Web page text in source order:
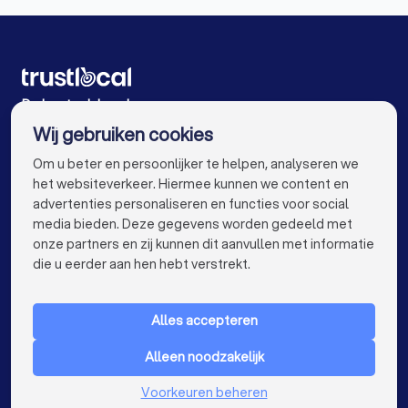
Dakwerkers in Aalst
Dakwerkers in Kortrijk
Dakwerkers in Hasselt
Dakwerkers in Sint-Niklaas
Dakwerkers in Roeselare
Dakwerkers in Beveren
Dakwerkers in Dendermonde
Dakwerkers in Beringen
Dakwerkers in Dilbeek
Dakwerkers in Sint-Truiden
Dakwerkers in Lokeren
Dakwerkers in Brasschaat
Dakwerkers in de buurt
De beste dakwerkers voor u
VOOR PARTICULIEREN keyboard_arrow_down
Nederland
Wij gebruiken cookies
Om u beter en persoonlijker te helpen, analyseren we
het websiteverkeer. Hiermee kunnen we content en
advertenties personaliseren en functies voor social
media bieden. Deze gegevens worden gedeeld met
onze partners en zij kunnen dit aanvullen met informatie
die u eerder aan hen hebt verstrekt.
Alles accepteren
Alleen noodzakelijk
Voorkeuren beheren